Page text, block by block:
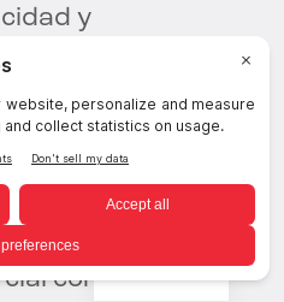
y
la
acceder a
confidencial,
Spanish